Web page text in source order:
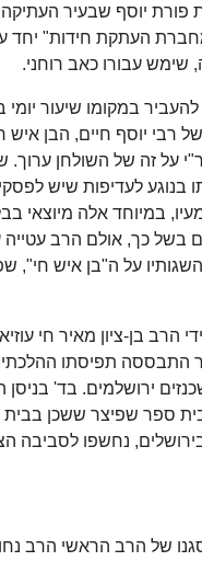
בישיבת פורת יוסף שבעיר
העתקת חידות" יחד
שימש עבורו כאב רוחני.
הרב יעקב דואק להעביר במקומו
יוסף חיים, הבן איש
על זה של השולחן ערוך.
לעדיפות שיש לפסקי
במיוחד אלה מיוצאי
כך, אולם הרב עטייה
על ה"בן איש חי",
התבססה תפיסתו
ספר שפיצר ששכן בבית
נחשפו לסביבה
סגנו של הרב הראשי